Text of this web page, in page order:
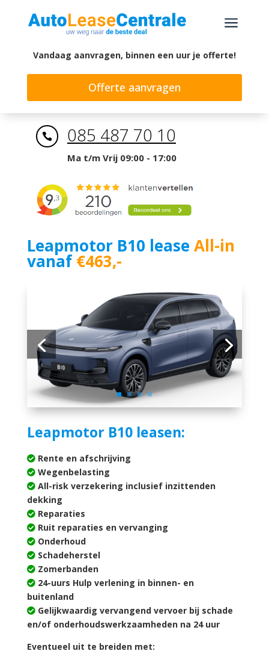
a
Vandaag aanvragen, binnen een uur je offerte!
Offerte aanvragen
 085 487 70 10
Ma t/m Vrij 09:00 - 17:00
Leapmotor B10 lease All-in
vanaf€463,-
Leapmotor B10leasen:
Rente en afschrijving
Wegenbelasting
All-risk verzekering inclusief inzittenden
dekking
Reparaties
Ruit reparaties en vervanging
Onderhoud
Schadeherstel
Zomerbanden
24-uurs Hulp verlening in binnen- en
buitenland
Gelijkwaardig vervangend vervoer bij schade
en/of onderhoudswerkzaamheden na 24 uur
Eventueel uit te breiden met: